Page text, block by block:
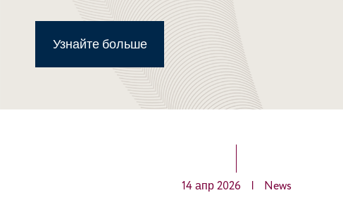
Узнайте больше
14 апр 2026 | News